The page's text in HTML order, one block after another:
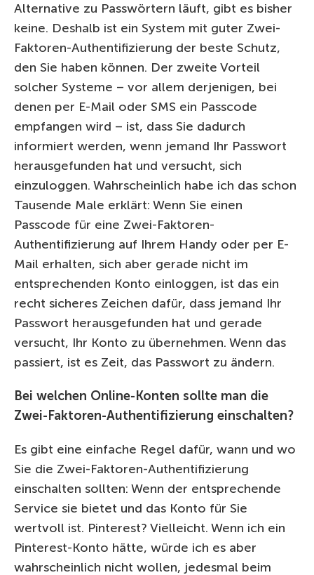
Alternative zu Passwörtern läuft, gibt es bisher
keine. Deshalb ist ein System mit guter Zwei-
Faktoren-Authentifizierung der beste Schutz,
den Sie haben können. Der zweite Vorteil
solcher Systeme – vor allem derjenigen, bei
denen per E-Mail oder SMS ein Passcode
empfangen wird – ist, dass Sie dadurch
informiert werden, wenn jemand Ihr Passwort
herausgefunden hat und versucht, sich
einzuloggen. Wahrscheinlich habe ich das schon
Tausende Male erklärt: Wenn Sie einen
Passcode für eine Zwei-Faktoren-
Authentifizierung auf Ihrem Handy oder per E-
Mail erhalten, sich aber gerade nicht im
entsprechenden Konto einloggen, ist das ein
recht sicheres Zeichen dafür, dass jemand Ihr
Passwort herausgefunden hat und gerade
versucht, Ihr Konto zu übernehmen. Wenn das
passiert, ist es Zeit, das Passwort zu ändern.
Bei welchen Online-Konten sollte man die
Zwei-Faktoren-Authentifizierung einschalten?
Es gibt eine einfache Regel dafür, wann und wo
Sie die Zwei-Faktoren-Authentifizierung
einschalten sollten: Wenn der entsprechende
Service sie bietet und das Konto für Sie
wertvoll ist. Pinterest? Vielleicht. Wenn ich ein
Pinterest-Konto hätte, würde ich es aber
wahrscheinlich nicht wollen, jedesmal beim